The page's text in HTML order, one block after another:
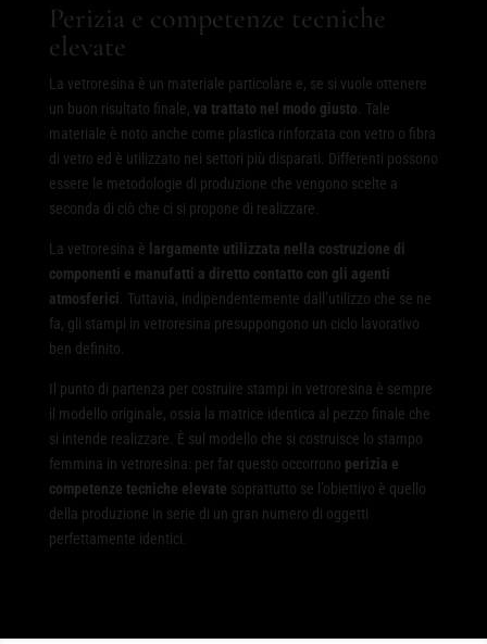
Perizia e competenze tecniche
elevate
La vetroresina è un materiale particolare e, se si vuole ottenere
un buon risultato finale, va trattato nel modo giusto . Tale
materiale è noto anche come plastica rinforzata con vetro o fibra
di vetro ed è utilizzato nei settori più disparati. Differenti possono
essere le metodologie di produzione che vengono scelte a
seconda di ciò che ci si propone di realizzare.
La vetroresina è largamente utilizzata nella costruzione di
componenti e manufatti a diretto contatto con gli agenti
atmosferici . Tuttavia, indipendentemente dall’utilizzo che se ne
fa, gli stampi in vetroresina presuppongono un ciclo lavorativo
ben definito.
Il punto di partenza per costruire stampi in vetroresina è sempre
il modello originale, ossia la matrice identica al pezzo finale che
si intende realizzare. È sul modello che si costruisce lo stampo
femmina in vetroresina: per far questo occorrono perizia e
competenze tecniche elevate soprattutto se l’obiettivo è quello
della produzione in serie di un gran numero di oggetti
perfettamente identici.